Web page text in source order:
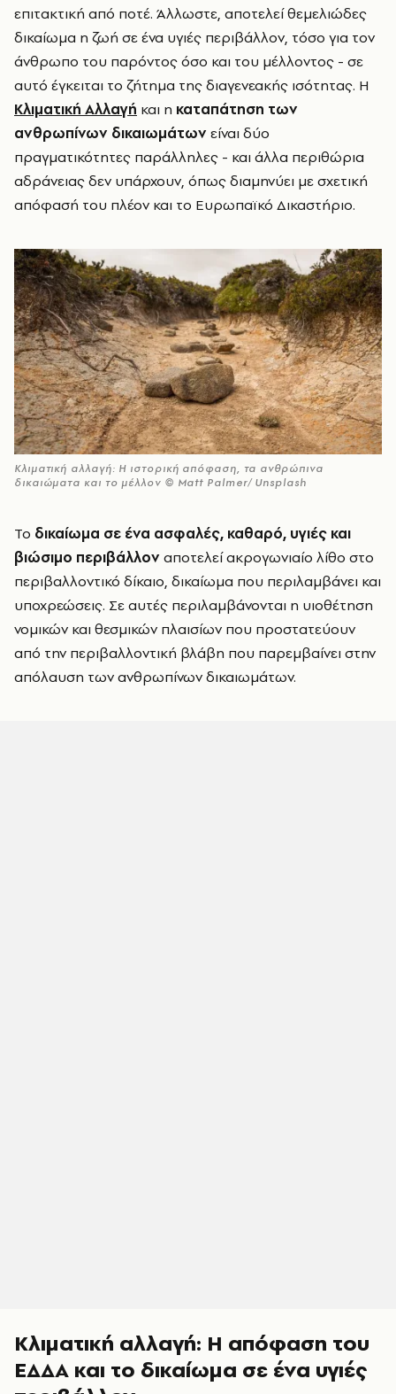
επιτακτική από ποτέ. Άλλωστε, αποτελεί θεμελιώδες
δικαίωμα η ζωή σε ένα υγιές περιβάλλον, τόσο για τον
άνθρωπο του παρόντος όσο και του μέλλοντος - σε
αυτό έγκειται το ζήτημα της διαγενεακής ισότητας. Η
Κλιματική Αλλαγή και η καταπάτηση των
ανθρωπίνων δικαιωμάτων είναι δύο
πραγματικότητες παράλληλες - και άλλα περιθώρια
αδράνειας δεν υπάρχουν, όπως διαμηνύει με σχετική
απόφασή του πλέον και το Ευρωπαϊκό Δικαστήριο.
Κλιματική αλλαγή: Η ιστορική απόφαση, τα ανθρώπινα
δικαιώματα και το μέλλον © Matt Palmer/ Unsplash
Το δικαίωμα σε ένα ασφαλές, καθαρό, υγιές και
βιώσιμο περιβάλλον αποτελεί ακρογωνιαίο λίθο στο
περιβαλλοντικό δίκαιο, δικαίωμα που περιλαμβάνει και
υποχρεώσεις. Σε αυτές περιλαμβάνονται η υιοθέτηση
νομικών και θεσμικών πλαισίων που προστατεύουν
από την περιβαλλοντική βλάβη που παρεμβαίνει στην
απόλαυση των ανθρωπίνων δικαιωμάτων.
Κλιματική αλλαγή: H απόφαση του
ΕΔΔΑ και το δικαίωμα σε ένα υγιές